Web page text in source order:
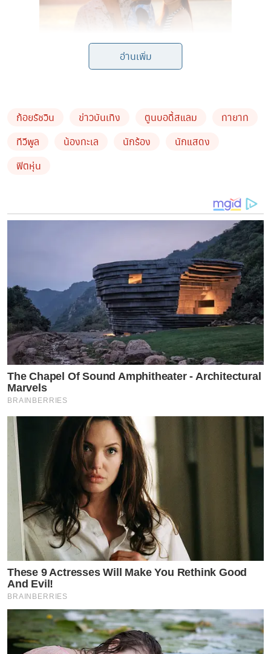
แต่ก็แอบเห็นคุณแม่เริ่มกลับมาฟิตหุ่น ออกกำลังกายอย่าง
จริงจัง อีกครั้งแล้ว เพื่อเตรียมร่างกายให้พร้อมสำหรับแพลน
ซึ่ง ก้อย ได้โพสต์ภาพอวดหุ่นเป๊ะปังลงอินสตาแกรมส่วนตัว
“Consistency is the key to
everything. หลังจากเพียรให้นมลูกมาครบ 1 ปี 2 เดือน มีนม
แม่สต็อกไว้ให้ทะเลดื่มต่อไปอีกเรื่อยๆได้สำเร็จ ช่วงนี้แม่เริ่ม
มีเวลาให้ตัวเองมากขึ้น ได้ออกกำลังกายแบบสม่ำเสมอมาก
ขึ้น น้ำหนักกลับมาเท่าเดิมก่อนจะมีน้อง ถึงจะไม่ลีนเท่าตอน
ที่เข้ายิมและวิ่งเยอะๆแต่ก็รู้สึกว่าร่างกายแข็งแรง และมีพลัง
คงเพราะได้อุ้มเจ้าลูกตุ้มจิ๋ว 10 กก. ทุกวันก็เหมือนกับได้ออก
กำลังไปในตัว เตรียมฟิตร่างกายให้พร้อมจะได้มีน้องให้ทะเล
ไวๆ ขอให้แม่ทำสำเร็จด้วยน้าาาาาาา
#newyeargoal2023”
งานนี้เหล่าแฟนคลับแห่กันไลท์รัวๆ พร้อมรอลุ้นทายาทตัว
น้อยๆคนที่สองของทั้งคู่เร็วๆนี้!!!
อ่านเพิ่ม
ก้อยรัชวิน ข่าวบันเทิง ตูนบอดี้สแลม
ทายาท
ทีวีพูล
น้องทะเล นักร้อง
นักแสดง
ฟิตหุ่น
The Chapel Of Sound Amphitheater - Architectural
Marvels
BRAINBERRIES
These 9 Actresses Will Make You Rethink Good
And Evil!
BRAINBERRIES